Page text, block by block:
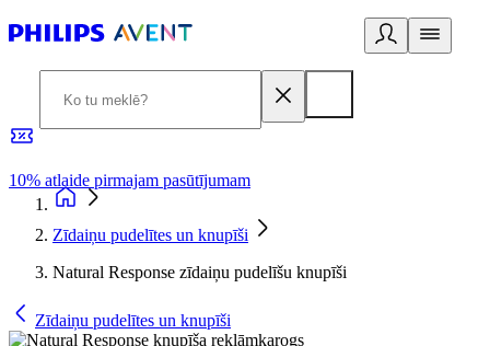
10% atlaide pirmajam pasūtījumam
Zīdaiņu pudelītes un knupīši
Natural Response zīdaiņu pudelīšu knupīši
Zīdaiņu pudelītes un knupīši